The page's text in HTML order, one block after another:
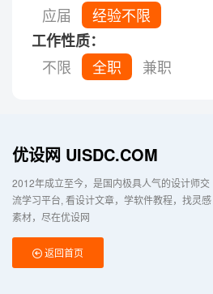
应届
经验不限
工作性质：
不限
全职 兼职
优设网 UISDC.COM
2012年成立至今，是国内极具人气的设计师交
流学习平台 看设计文章，学软件教程，找灵感
素材，尽在优设网
返回首页